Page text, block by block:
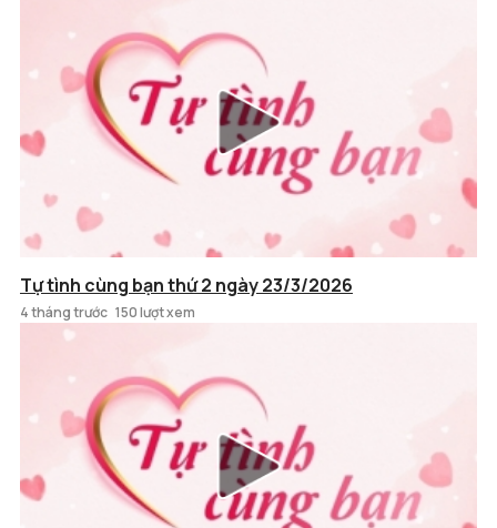
Tự tình cùng bạn thứ 2 ngày 23/3/2026
4 tháng trước 150 lượt xem